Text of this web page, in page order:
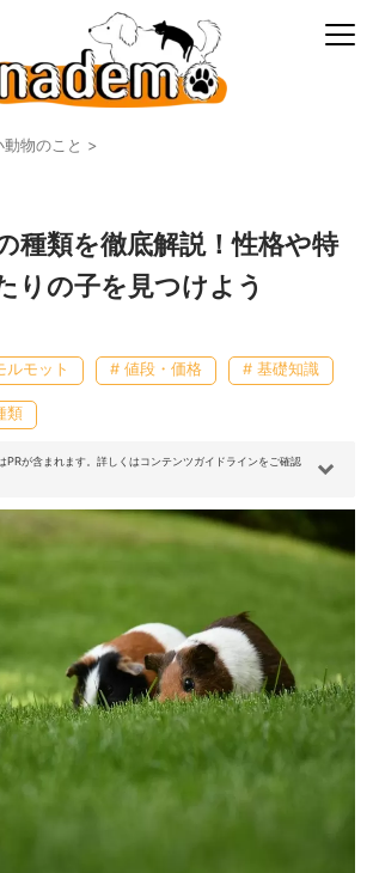
動物のこと >
種類を徹底解説！性格や特
りの子を見つけよう
ルモット # 値段・価格 # 基礎知識
類
PRが含まれます。詳しくはコンテンツガイドラインをご確認